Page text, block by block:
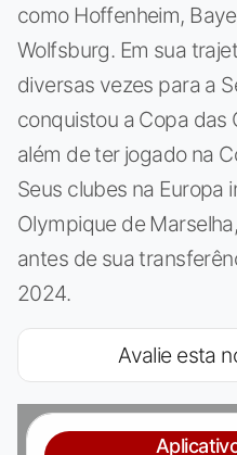
como Hoffenheim,
Wolfsburg. Em sua
diversas vezes para a
conquistou a Copa das
além de ter jogado na
Seus clubes na Europa
Olympique de
antes de sua
2024.
Avalie esta